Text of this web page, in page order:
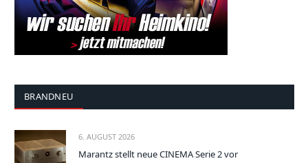
BRANDNEU
6. AUGUST 2026
Marantz stellt neue CINEMA Serie 2 vor